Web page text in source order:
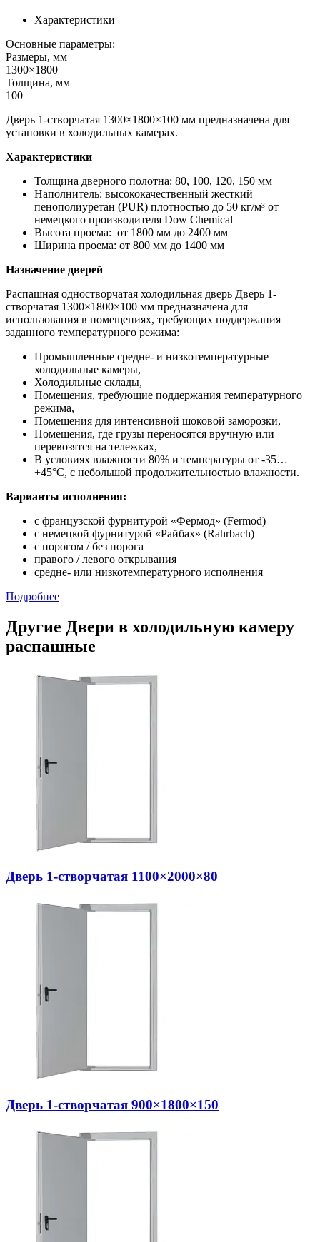
Характеристики
Основные параметры:
Размеры, мм
1300×1800
Толщина, мм
100
Дверь 1-створчатая 1300×1800×100 мм предназначена для
установки в холодильных камерах.
Характеристики
Толщина дверного полотна: 80, 100, 120, 150 мм
Наполнитель: высококачественный жесткий
пенополиуретан (PUR) плотностью до 50 кг/м³ от
немецкого производителя Dow Chemiсal
Высота проема: от 1800 мм до 2400 мм
Ширина проема: от 800 мм до 1400 мм
Назначение дверей
Распашная одностворчатая холодильная дверь Дверь 1-
створчатая 1300×1800×100 мм предназначена для
использования в помещениях, требующих поддержания
заданного температурного режима:
Промышленные средне- и низкотемпературные
холодильные камеры,
Холодильные склады,
Помещения, требующие поддержания температурного
режима,
Помещения для интенсивной шоковой заморозки,
Помещения, где грузы переносятся вручную или
перевозятся на тележках,
В условиях влажности 80% и температуры от -35…
+45°С, с небольшой продолжительностью влажности.
Варианты исполнения:
с французской фурнитурой «Фермод» (Fermod)
c немецкой фурнитурой «Райбах» (Rahrbach)
с порогом / без порога
правого / левого открывания
средне- или низкотемпературного исполнения
Подробнее
Другие Двери в холодильную камеру
распашные
Дверь 1-створчатая 1100×2000×80
Дверь 1-створчатая 900×1800×150